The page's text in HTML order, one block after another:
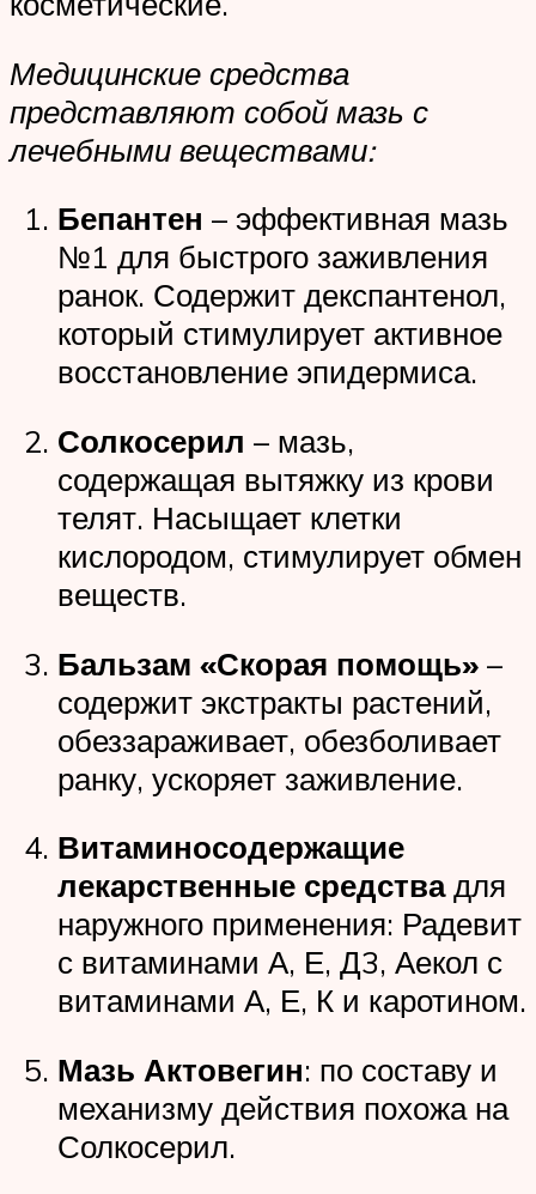
Медицинские средства
представляют собой мазь с
лечебными веществами:
Бепантен – эффективная мазь
№1 для быстрого заживления
ранок. Содержит декспантенол,
который стимулирует активное
восстановление эпидермиса.
Солкосерил – мазь,
содержащая вытяжку из крови
телят. Насыщает клетки
кислородом, стимулирует обмен
веществ.
Бальзам «Скорая помощь» –
содержит экстракты растений,
обеззараживает, обезболивает
ранку, ускоряет заживление.
Витаминосодержащие
лекарственные средствадля
наружного применения: Радевит
с витаминами А, Е, Д3, Аекол с
витаминами А, Е, К и каротином.
Мазь Актовегин: по составу и
механизму действия похожа на
Солкосерил.